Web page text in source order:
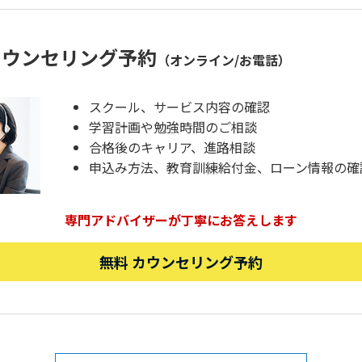
ンセリング予約 （オンライン/お電話）
スクール、サービス内容の確認
学習計画や勉強時間のご相談
合格後のキャリア、進路相談
申込み方法、教育訓練給付金、ローン情報の
専門アドバイザーが丁寧にお答えします
無料 カウンセリング予約